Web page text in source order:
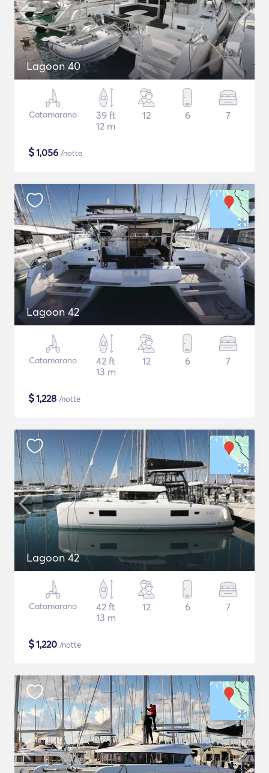
Lagoon 40
Catamarano
39 ft
12 m
12 6 7
$1,056 /notte
Lagoon 42
Catamarano
42 ft
13 m
12 6 7
$1,228 /notte
Lagoon 42
Catamarano
42 ft
13 m
12 6 7
$1,220 /notte